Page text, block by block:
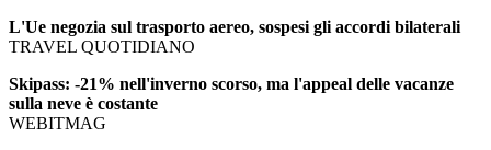
L'Ue negozia sul trasporto aereo, sospesi gli accordi bilaterali
TRAVEL QUOTIDIANO
Skipass: -21% nell'inverno scorso, ma l'appeal delle vacanze
sulla neve è costante
WEBITMAG